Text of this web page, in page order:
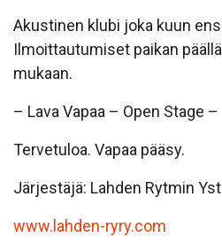
Akustinen klubi joka kuun
Ilmoittautumiset paikan
mukaan.
– Lava Vapaa – Open Stage –
Tervetuloa. Vapaa pääsy.
Järjestäjä: Lahden Rytmin
www.lahden-ryry.com